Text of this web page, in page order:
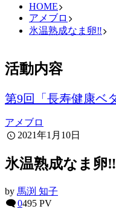
HOME
アメブロ
氷温熟成なま卵‼︎
活動内容
第9回「長寿健康ベ
アメブロ
2021年1月10日
氷温熟成なま卵‼︎
by 馬渕 知子
0495 PV